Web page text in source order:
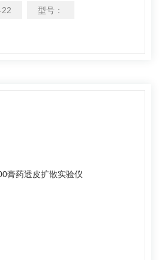
业检验透皮释度的仪器。
型号：